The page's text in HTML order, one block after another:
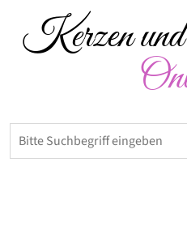
Kerzen